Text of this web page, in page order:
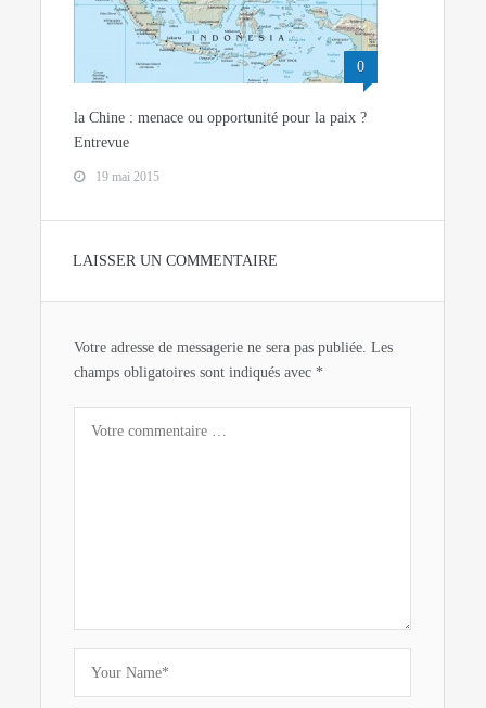
0
la Chine : menace ou opportunité pour la paix ?
Entrevue
19 mai 2015
LAISSER UN COMMENTAIRE
Votre adresse de messagerie ne sera pas publiée. Les
champs obligatoires sont indiqués avec *